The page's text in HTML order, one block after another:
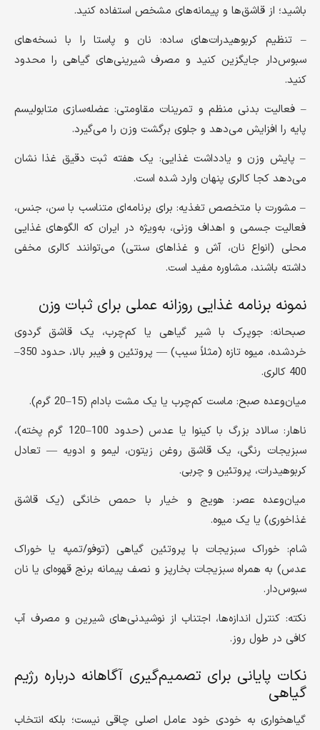
باشید؛ از قاشق‌ها و پیمانه‌های مشخص استفاده کنید.
– تنظیم کربوهیدرات‌های ساده: نان و پاستا را با نسخه‌های
سبوس‌دار جایگزین کنید و مصرف شیرینی‌های گیاهی را محدود
کنید.
– فعالیت بدنی منظم و تمرینات مقاومتی: عضله‌سازی متابولیسم
پایه را افزایش می‌دهد و جلوی برگشت وزن را می‌گیرد.
– پایش وزن و یادداشت غذایی: یک هفته ثبت دقیق غذا نشان
می‌دهد کجا کالری پنهان وارد شده است.
– مشورت با متخصص تغذیه: برای برنامه‌ای متناسب با سن، جنس،
فعالیت جسمی و اهداف وزنی، به‌ویژه در ایران که الگوهای غذایی
محلی (انواع نان، آش و غذاهای سنتی) می‌توانند کالری مخفی
داشته باشند، مشاوره مفید است.
نمونه برنامه غذایی روزانه عملی برای ثبات وزن
صبحانه: جوپرک با شیر گیاهی یا کم‌چرب، یک قاشق گردوی
خردشده، میوه تازه (مثلاً سیب) — پروتئین و فیبر بالا، حدود 350–
400 کالری.
میان‌وعده صبح: ماست کم‌چرب یا یک مشت بادام (15–20 گرم).
ناهار: سالاد بزرگ با کینوا یا عدس (حدود 100–120 گرم پخته)،
سبزیجات رنگی، یک قاشق روغن زیتون، لیمو و ادویه — تعادل
کربوهیدرات، پروتئین و چربی.
میان‌وعده عصر: هویج و خیار با حمص خانگی (یک قاشق
غذاخوری) یا یک میوه.
شام: خوراک سبزیجات با پروتئین گیاهی (توفو/تمپه یا خوراک
عدس) به همراه سبزیجات بخارپز و نصف پیمانه برنج قهوه‌ای یا نان
سبوس‌دار.
نکته: کنترل اندازه‌ها، اجتناب از نوشیدنی‌های شیرین و مصرف آب
کافی در طول روز.
نکات پایانی برای تصمیم‌گیری آگاهانه درباره رژیم
گیاهی
گیاهخواری به خودی خود عامل اصلی چاقی نیست؛ بلکه انتخاب